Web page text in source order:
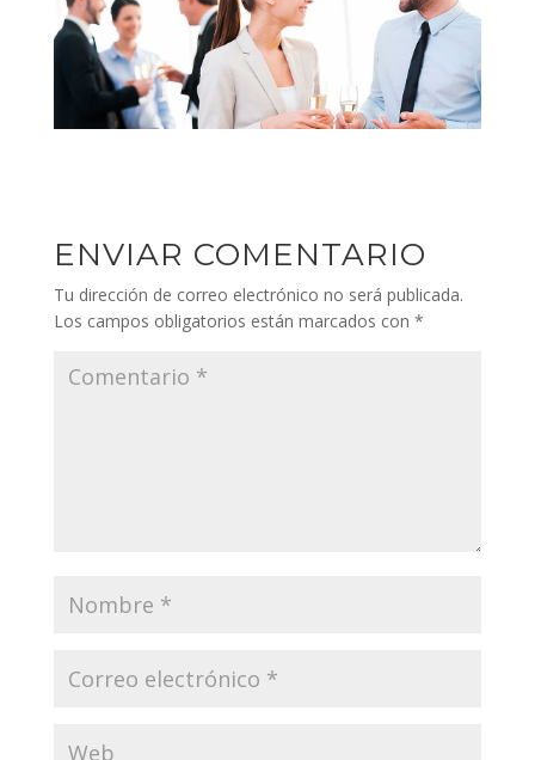
ENVIAR COMENTARIO
Tu dirección de correo electrónico no será publicada.
Los campos obligatorios están marcados con *